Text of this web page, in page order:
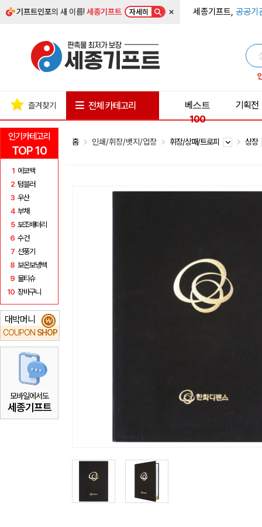
기프트인포의 새 이름!세종기프트 자세히 × 세종기프트, 공공기
인기카테고리
TOP 10
1 에코백
2 텀블러
3 우산
4 부채
5 보조배터리
6 수건
7 선풍기
8 보온보냉백
9 물티슈
10 장바구니
대박머니
COUPON SHOP
₩
모바일에서도
세종기프트
즐겨찾기 전체 카테고리
베스트
100
기획전
홈 인쇄/휘장/뱃지/업장 휘장/상패/트로피 상장